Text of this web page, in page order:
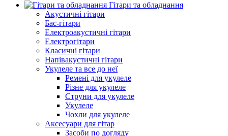
Гітари та обладнання
Акустичні гітари
Бас-гітари
Електроакустичні гітари
Електрогітари
Класичні гітари
Напівакустичні гітари
Укулеле та все до неї
Ремені для укулеле
Різне для укулеле
Струни для укулеле
Укулеле
Чохли для укулеле
Аксесуари для гітар
Засоби по догляду